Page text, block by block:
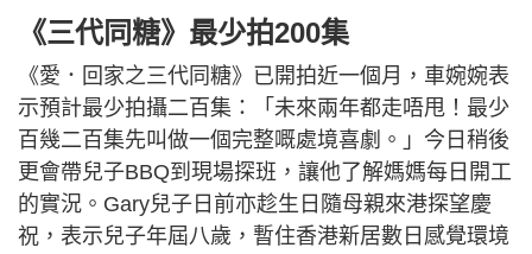
《三代同糖》最少拍200集
《愛．回家之三代同糖》已開拍近一個月，車婉婉表
示預計最少拍攝二百集：「未來兩年都走唔甩！最少
百幾二百集先叫做一個完整嘅處境喜劇。」今日稍後
更會帶兒子BBQ到現場探班，讓他了解媽媽每日開工
的實況。Gary兒子日前亦趁生日隨母親來港探望慶
祝，表示兒子年屆八歲，暫住香港新居數日感覺環境